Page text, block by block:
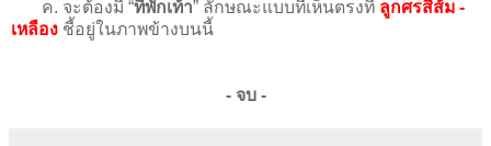
ค. จะต้องมี “ที่พักเท้า” ลักษณะแบบที่เห็นตรงที่ ลูกศรสีส้ม -
เหลือง ชี้อยู่ในภาพข้างบนนี้
- จบ -